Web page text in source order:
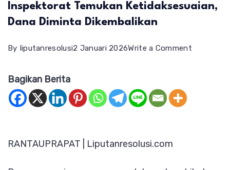
Inspektorat Temukan Ketidaksesuaian,
Dana Diminta Dikembalikan
By liputanresolusi2 Januari 2026Write a Commenton
Bagikan Berita
RANTAUPRAPAT | Liputanresolusi.com